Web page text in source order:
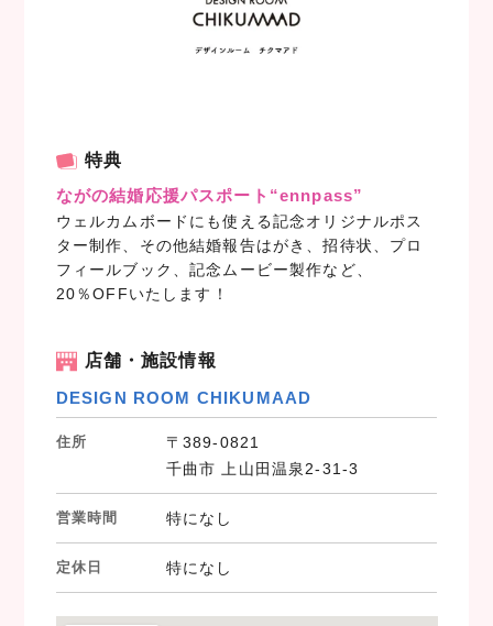
特典
ながの結婚応援パスポート“ennpass”
ウェルカムボードにも使える記念オリジナルポス
ター制作、その他結婚報告はがき、招待状、プロ
フィールブック、記念ムービー製作など、
20％OFFいたします！
店舗・施設情報
DESIGN ROOM CHIKUMAAD
住所
〒389-0821
千曲市 上山田温泉2-31-3
営業時間 特になし
定休日 特になし